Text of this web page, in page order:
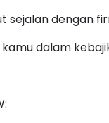
dengan
dalam